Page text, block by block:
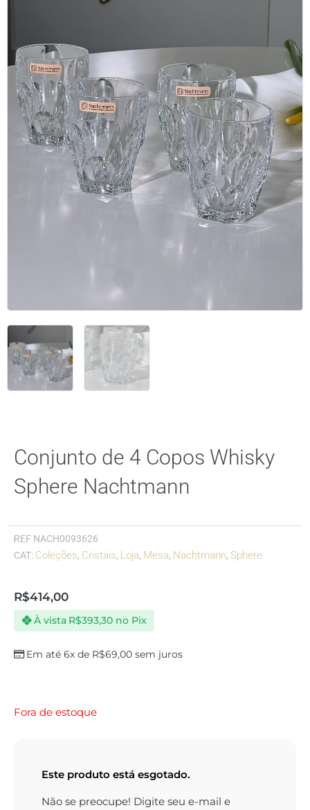
Conjunto de 4 Copos Whisky
Sphere Nachtmann
REF NACH0093626
CAT: Coleções, Cristais, Loja, Mesa, Nachtmann, Sphere
R$414,00
Em até 6x de R$69,00 sem juros
À vista R$393,30 no Pix
Fora de estoque
Este produto está esgotado.
Não se preocupe! Digite seu e-mail e